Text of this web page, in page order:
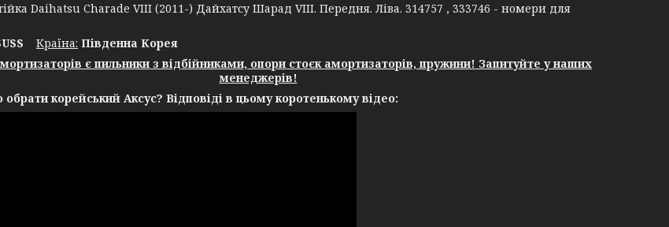
Daihatsu Charade VIII (2011-) Дайхатсу Шарад VIII. Передня. Ліва. 314757 , 333746 - номери для
Крaїна: Південна Корея
є пильники з відбійниками, опори стоєк амортизаторів, пружини! Запитуйте у наших
менеджерів!
корейський Аксус? Відповіді в цьому коротенькому відео: